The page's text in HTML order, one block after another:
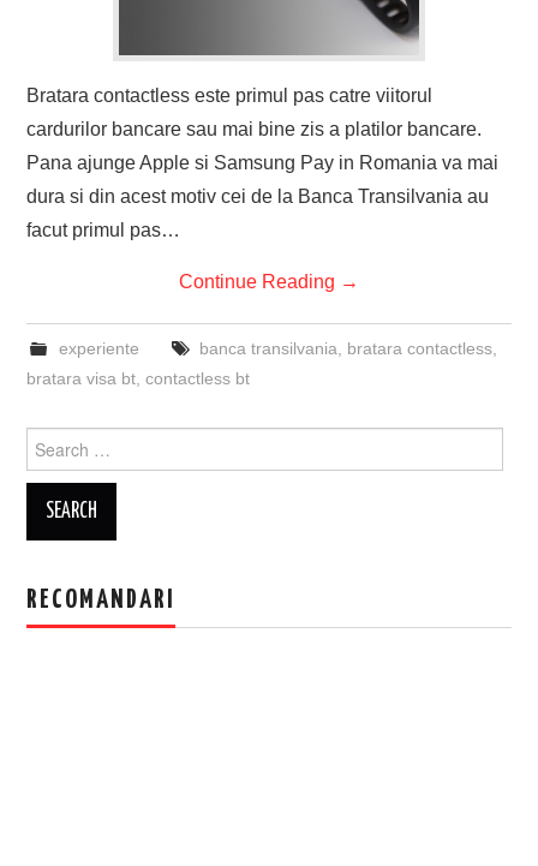
Bratara contactless este primul pas catre viitorul
cardurilor bancare sau mai bine zis a platilor bancare.
Pana ajunge Apple si Samsung Pay in Romania va mai
dura si din acest motiv cei de la Banca Transilvania au
facut primul pas…
Continue Reading →
experiente banca transilvania bratara contactless,
bratara visa bt ,contactless bt
for:
RECOMANDARI